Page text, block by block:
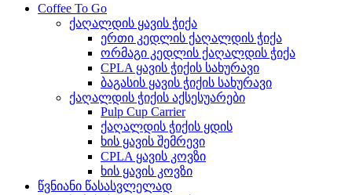
Coffee To Go
ქაღალდის ყავის ჭიქა
ერთი კედლის ქაღალდის ჭიქა
ორმაგი კედლის ქაღალდის ჭიქა
CPLA ყავის ჭიქის სახურავი
ბაგასის ყავის ჭიქის სახურავი
ქაღალდის ჭიქის აქსესუარები
Pulp Cup Carrier
ქაღალდის ჭიქის ყდის
ხის ყავის შემრევი
CPLA ყავის კოვზი
ხის ყავის კოვზი
წვნიანი წასასვლელად